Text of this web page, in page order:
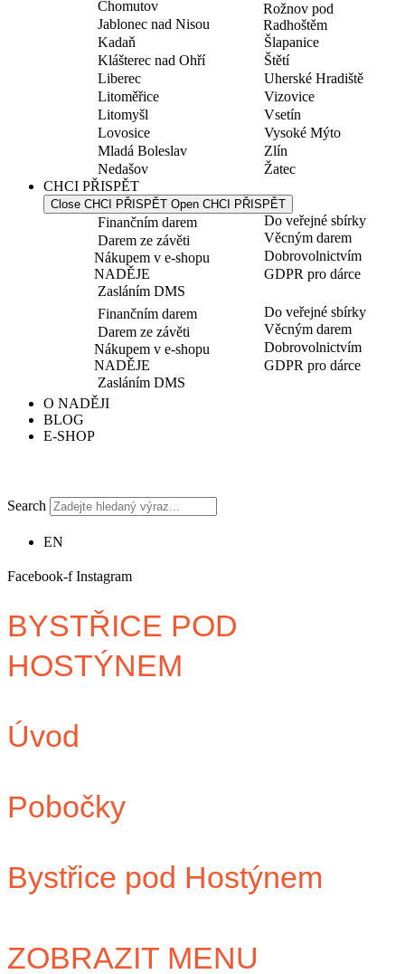
Chomutov
Jablonec nad Nisou
Kadaň
Klášterec nad Ohří
Liberec
Litoměřice
Litomyšl
Lovosice
Mladá Boleslav
Nedašov
Rožnov pod
Radhoštěm
Šlapanice
Štětí
Uherské Hradiště
Vizovice
Vsetín
Vysoké Mýto
Zlín
Žatec
CHCI PŘISPĚT
Close CHCI PŘISPĚT Open CHCI PŘISPĚT
Finančním darem
Darem ze závěti
Nákupem v e-shopu
NADĚJE
Zasláním DMS
Do veřejné sbírky
Věcným darem
Dobrovolnictvím
GDPR pro dárce
Finančním darem
Darem ze závěti
Nákupem v e-shopu
NADĚJE
Zasláním DMS
Do veřejné sbírky
Věcným darem
Dobrovolnictvím
GDPR pro dárce
O NADĚJI
BLOG
E-SHOP
Search
EN
Facebook-f Instagram
BYSTŘICE POD
HOSTÝNEM
Úvod
Pobočky
Bystřice pod Hostýnem
ZOBRAZIT MENU